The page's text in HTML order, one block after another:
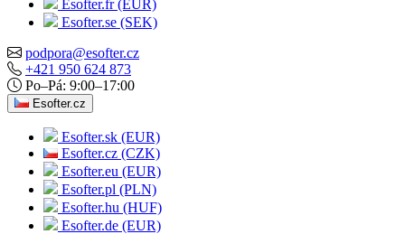
Esofter.fr (EUR)
Esofter.se (SEK)
podpora@esofter.cz
+421 950 624 873
Po–Pá: 9:00–17:00
Esofter.cz
Esofter.sk (EUR)
Esofter.cz (CZK)
Esofter.eu (EUR)
Esofter.pl (PLN)
Esofter.hu (HUF)
Esofter.de (EUR)